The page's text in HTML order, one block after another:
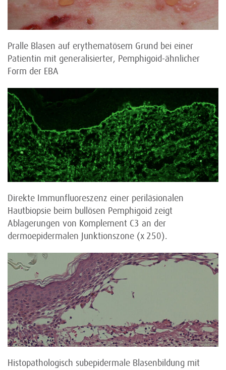
Pralle Blasen auf erythematösem Grund bei einer
Patientin mit generalisierter, Pemphigoid-ähnlicher
Form der EBA
Direkte Immunfluoreszenz einer periläsionalen
Hautbiopsie beim bullösen Pemphigoid zeigt
Ablagerungen von Komple­ment C3 an der
dermoepidermalen Junktionszone (x 250).
Histopathologisch subepidermale Blasenbildung mit